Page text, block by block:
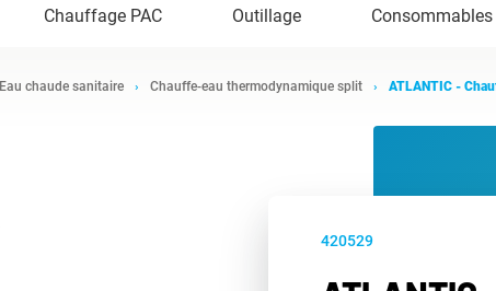
Chauffage PAC Outillage Consommables
Eau chaude sanitaire Chauffe-eau thermodynamique split ATLANTIC -
420529